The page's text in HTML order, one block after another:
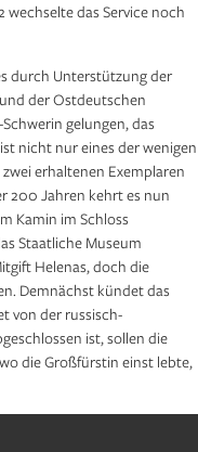
das Service noch
durch Unterstützung der
der Ostdeutschen
gelungen, das
nicht nur eines der wenigen
erhaltenen Exemplaren
200 Jahren kehrt es nun
Kamin im Schloss
Staatliche Museum
Helenas, doch die
Demnächst kündet das
von der russisch-
ist, sollen die
die Großfürstin einst lebte,